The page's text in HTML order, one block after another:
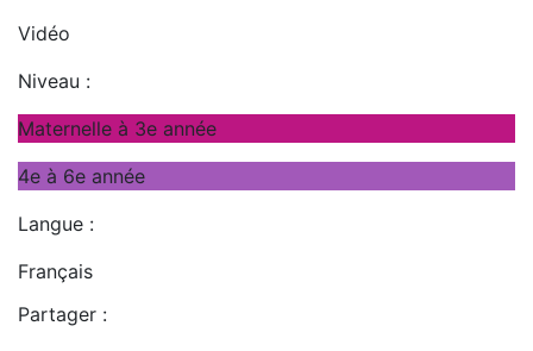
Vidéo
Niveau :
Maternelle à 3e année
4e à 6e année
Langue :
Français
Partager :